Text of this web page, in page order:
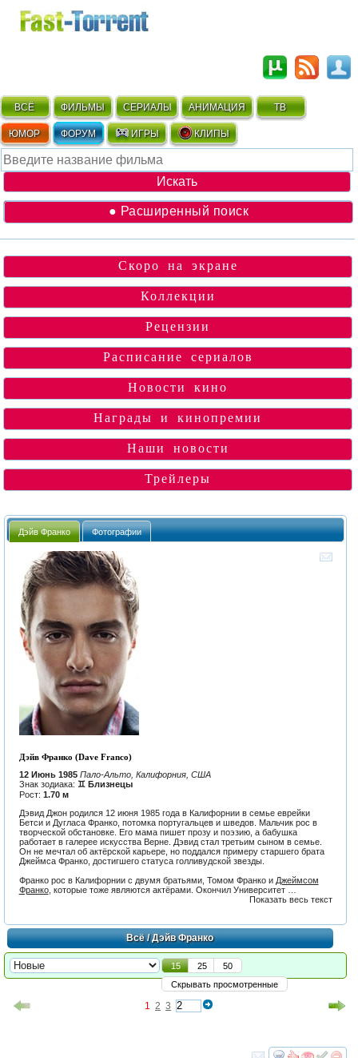
ВСЁ ФИЛЬМЫ СЕРИАЛЫ АНИМАЦИЯ ТВ
ЮМОР ФОРУМ ИГРЫ КЛИПЫ
● Расширенный поиск
Скоро на экране
Коллекции
Рецензии
Расписание сериалов
Новости кино
Награды и кинопремии
Наши новости
Трейлеры
Дэйв Франко Фотографии
Дэйв Франко (Dave Franco)
12 Июнь 1985 Пало-Альто, Калифорния, США
Знак зодиака: ♊ Близнецы
Рост: 1.70 м
Дэвид Джон родился 12 июня 1985 года в Калифорнии в семье еврейки
Бетси и Дугласа Франко, потомка португальцев и шведов. Мальчик рос в
творческой обстановке. Его мама пишет прозу и поэзию, а бабушка
работает в галерее искусства Верне. Дэвид стал третьим сыном в семье.
Он не мечтал об актёрской карьере, но поддался примеру старшего брата
Джеймса Франко, достигшего статуса голливудской звезды.
Франко рос в Калифорнии с двумя братьями, Томом Франко и Джеймсом
Франко, которые тоже являются актёрами. Окончил Университет …
Показать весь текст
Всё/ Дэйв Франко
15 25
50
Скрывать просмотренные
1 2 3